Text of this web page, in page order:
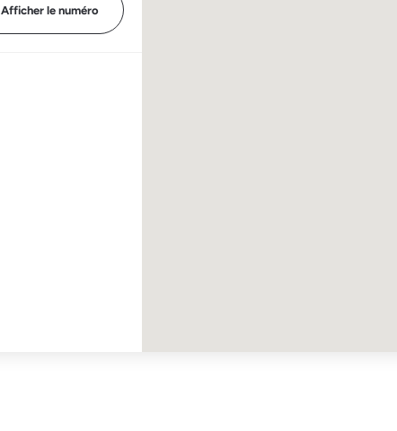
Afficher le numéro